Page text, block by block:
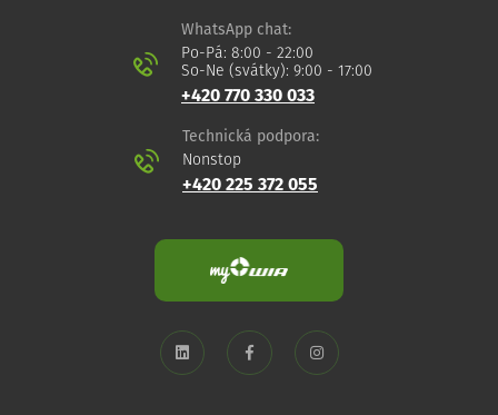
WhatsApp chat:
Po-Pá: 8:00 - 22:00
So-Ne (svátky): 9:00 - 17:00
+420 770 330 033
Technická podpora:
Nonstop
+420 225 372 055